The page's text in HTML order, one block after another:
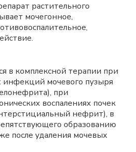
растительного
мочегонное,
в комплексной терапии при
инфекций мочевого пузыря
при
воспалениях почек
нефрит), в
образованию
после удаления мочевых